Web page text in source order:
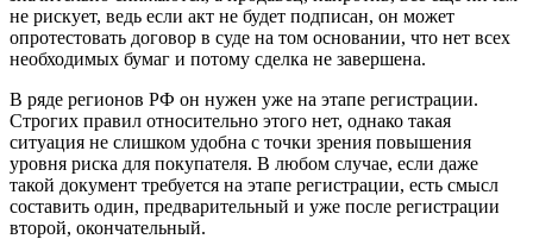
не рискует, ведь если акт не будет подписан, он может
опротестовать договор в суде на том основании, что нет всех
необходимых бумаг и потому сделка не завершена.
В ряде регионов РФ он нужен уже на этапе регистрации.
Строгих правил относительно этого нет, однако такая
ситуация не слишком удобна с точки зрения повышения
уровня риска для покупателя. В любом случае, если даже
такой документ требуется на этапе регистрации, есть смысл
составить один, предварительный и уже после регистрации
второй, окончательный.